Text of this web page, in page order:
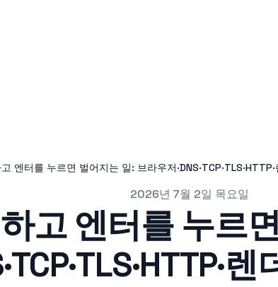
엔터를 누르면 벌어지는 일: 브라우저
2026년 7월 2일 목요일
고 엔터를 누르